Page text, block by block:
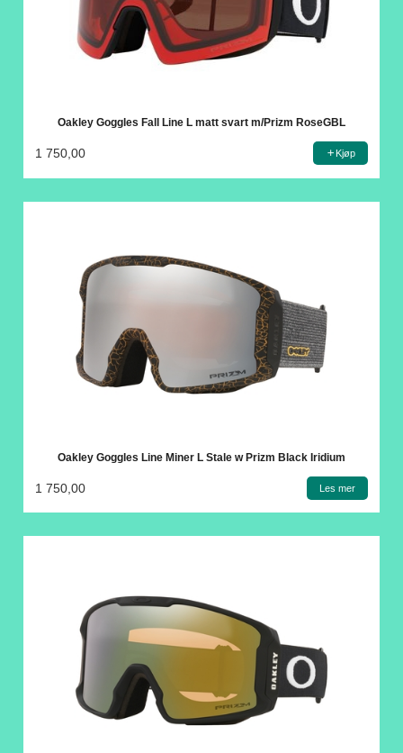
Oakley Goggles Fall Line L matt svart m/Prizm RoseGBL
1 750,00 Kjøp
Oakley Goggles Line Miner L Stale w Prizm Black Iridium
1 750,00 Les mer